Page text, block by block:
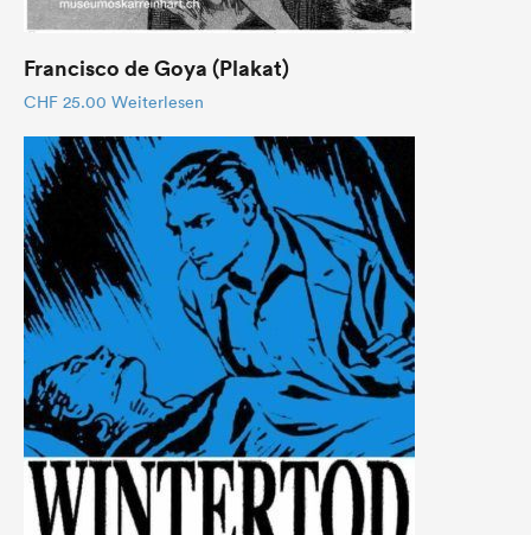
Francisco de Goya (Plakat)
CHF 25.00 Weiterlesen